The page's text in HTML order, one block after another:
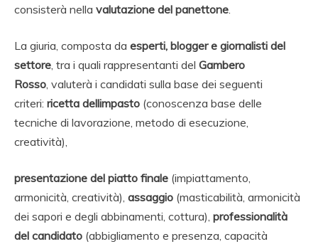
consisterà nella valutazione del panettone.
La giuria, composta da esperti, blogger e giornalisti del
settore, tra i quali rappresentanti del Gambero
Rosso, valuterà i candidati sulla base dei seguenti
criteri: ricetta dellimpasto (conoscenza base delle
tecniche di lavorazione, metodo di esecuzione,
creatività),
presentazione del piatto finale (impiattamento,
armonicità, creatività), assaggio (masticabilità, armonicità
dei sapori e degli abbinamenti, cottura), professionalità
del candidato (abbigliamento e presenza, capacità